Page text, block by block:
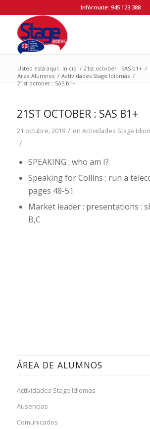
Infórmate: 945 123 388
Usted está aquí: Inicio / 21st october : SAS b1+ /
Area Alumnos / Actividades Stage Idiomas /
21st october : SAS b1+
21ST OCTOBER : SAS B1+
21 octubre, 2019 / en Actividades Stage
/
SPEAKING : who am I?
Speaking for Collins : run a
pages 48-51
Market leader : presentations :
B,C
ÁREA DE ALUMNOS
Actividades Stage Idiomas
Ausencias
Comunicados